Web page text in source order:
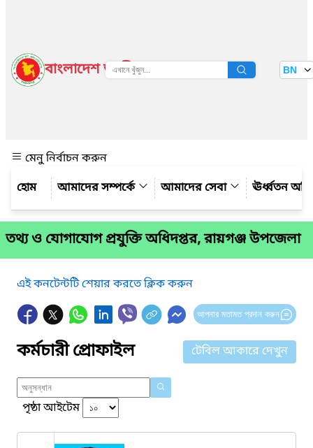
বাংলাদেশ জাতীয় তথ্য বাতায়ন BN
মেনু নির্বাচন করুন
আমাদের সম্পর্কে
আমাদের সেবা ঊর্ধ্বতন
তথ্য ও যোগাযোগ প্রযুক্তি অধিদপ্তর, রায়গঞ্জ উপজেলা
এই কনটেন্টটি শেয়ার করতে ক্লিক করুন
আপনার মতামত প্রদান করুন
কর্মচারী প্রোফাইল টেবিল আকারে দেখুন
পৃষ্ঠা আইটেম